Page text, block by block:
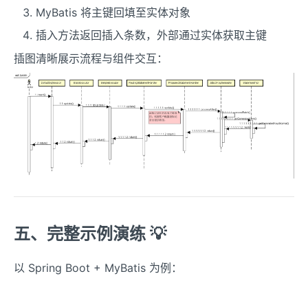
MyBatis 将主键回填至实体对象
插入方法返回插入条数，外部通过实体获取主键
插图清晰展示流程与组件交互：
五、完整示例演练 💡
以 Spring Boot + MyBatis 为例：